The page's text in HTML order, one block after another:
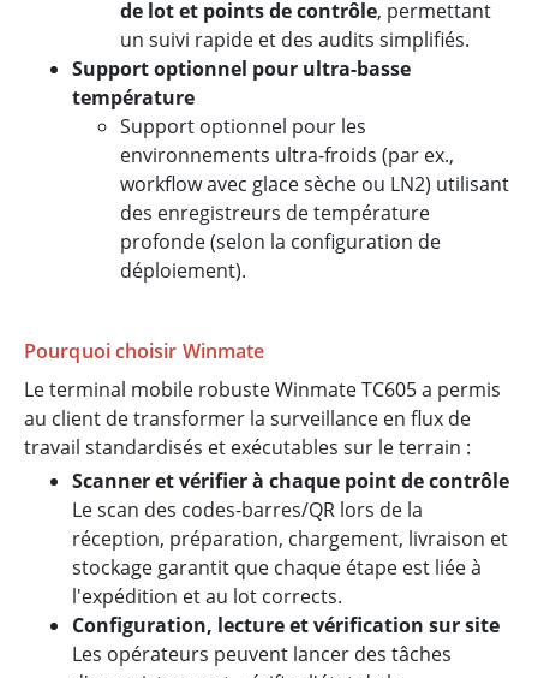
de lot et points de contrôle, permettant
un suivi rapide et des audits simplifiés.
Support optionnel pour ultra-basse
température
Support optionnel pour les
environnements ultra-froids (par ex.,
workflow avec glace sèche ou LN2) utilisant
des enregistreurs de température
profonde (selon la configuration de
déploiement).
Pourquoi choisir Winmate
Le terminal mobile robuste Winmate TC605 a permis
au client de transformer la surveillance en flux de
travail standardisés et exécutables sur le terrain :
Scanner et vérifier à chaque point de contrôle
Le scan des codes-barres/QR lors de la
réception, préparation, chargement, livraison et
stockage garantit que chaque étape est liée à
l'expédition et au lot corrects.
Configuration, lecture et vérification sur site
Les opérateurs peuvent lancer des tâches